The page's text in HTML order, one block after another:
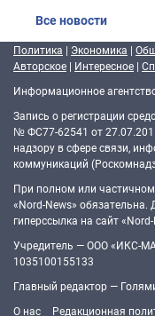
Все новости
Политика | Экономика |
Авторское | Интересное |
Информационное
Запись о регистрации
№ ФС77-62541 от
надзору в сфере связи,
коммуникаций
При полном или
«Nord-News» обязательна.
гиперссылка на сайт
Учредитель — ООО «ИКС-
1035100155133
Главный редактор —
О нас
Редакционная